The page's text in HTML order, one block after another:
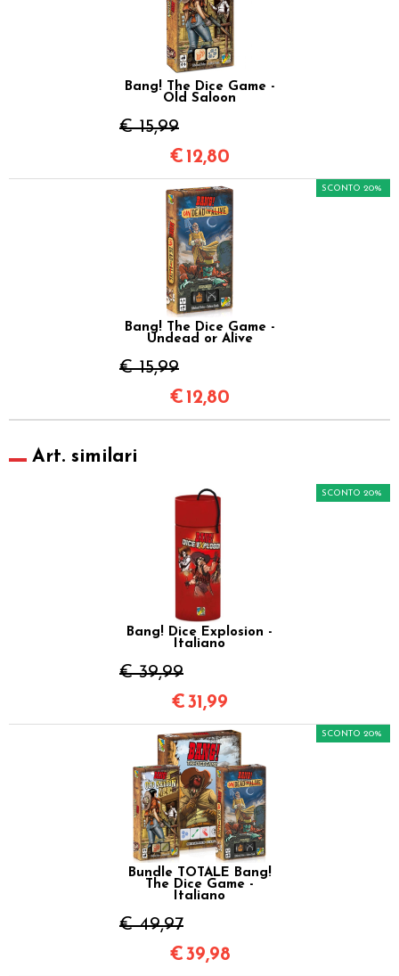
Bang! The Dice Game -
Old Saloon
€ 15,99
€ 12,80
Bang! The Dice Game -
Undead or Alive
€ 15,99
SCONTO 20%
€ 12,80
Art. similari
Bang! Dice Explosion -
Italiano
€ 39,99
SCONTO 20%
€31,99
Bundle TOTALE Bang!
The Dice Game -
Italiano
€ 49,97
SCONTO 20%
€39,98